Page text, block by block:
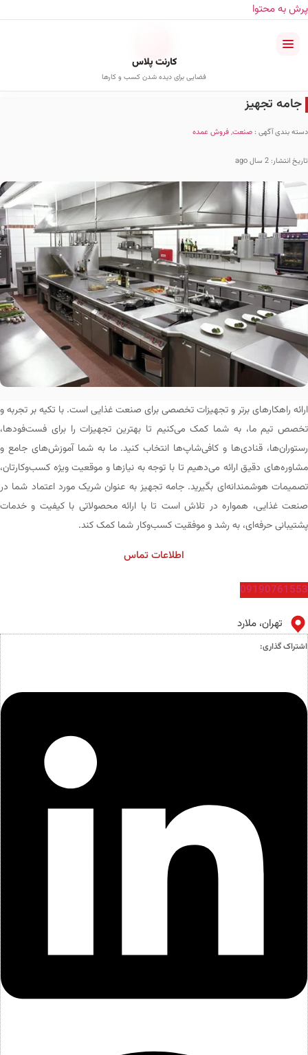
پرش به محتوا
کارنت پلاس
فضایی برای دیده شدن کسب و کارها
جامه تجهیز
دسته بندی آگهی : صنعت,فروش عمده
تاریخ انتشار: 2 سال ago
ارائه راهکارهای برتر و تجهیزات تخصصی برای صنعت غذایی است. با تکیه بر تجربه و
تخصص تیم ما، به شما کمک می‌کنیم تا بهترین تجهیزات را برای فست‌فودها،
رستوران‌ها، قنادی‌ها و کافی‌شاپ‌ها انتخاب کنید. ما به شما آموزش‌های جامع و
مشاوره‌های دقیق ارائه می‌دهیم تا با توجه به نیازها و موقعیت ویژه کسب‌وکارتان،
تصمیمات هوشمندانه‌ای بگیرید. جامه تجهیز به عنوان شریک مورد اعتماد شما در
صنعت غذایی، همواره در تلاش است تا با ارائه محصولاتی با کیفیت و خدمات
پشتیبانی حرفه‌ای، به رشد و موفقیت کسب‌وکار شما کمک کند.
اطلاعات تماس
09190761553
تهران، ملارد
اشتراک گذاری: